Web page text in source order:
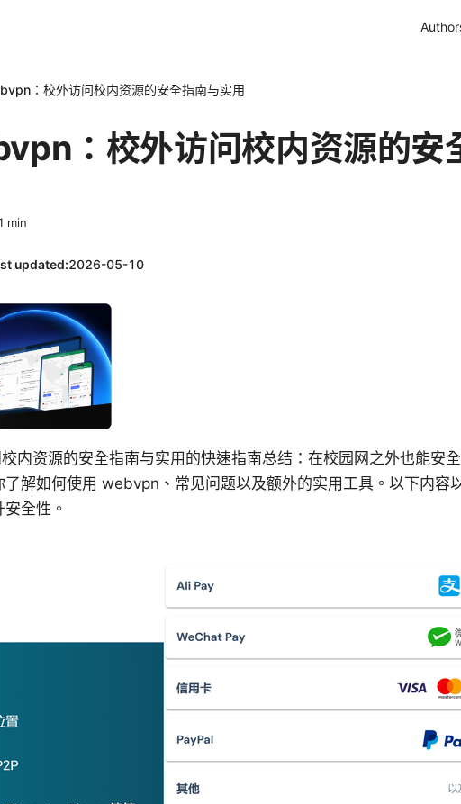
：校外访问校内资源的安全指南与实用
：校外访问校内资源的安
min
updated:2026-05-10
内资源的安全指南与实用的快速指南总结：在校园网之外也能安
解如何使用 webvpn、常见问题以及额外的实用工具。以下内容
全性。